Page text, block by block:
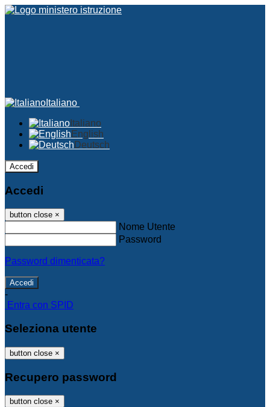
Italiano
Italiano
English
Deutsch
Accedi
Accedi
button close ×
Nome Utente
Password
Password dimenticata?
-
Entra con SPID
Seleziona utente
button close ×
Recupero password
button close ×